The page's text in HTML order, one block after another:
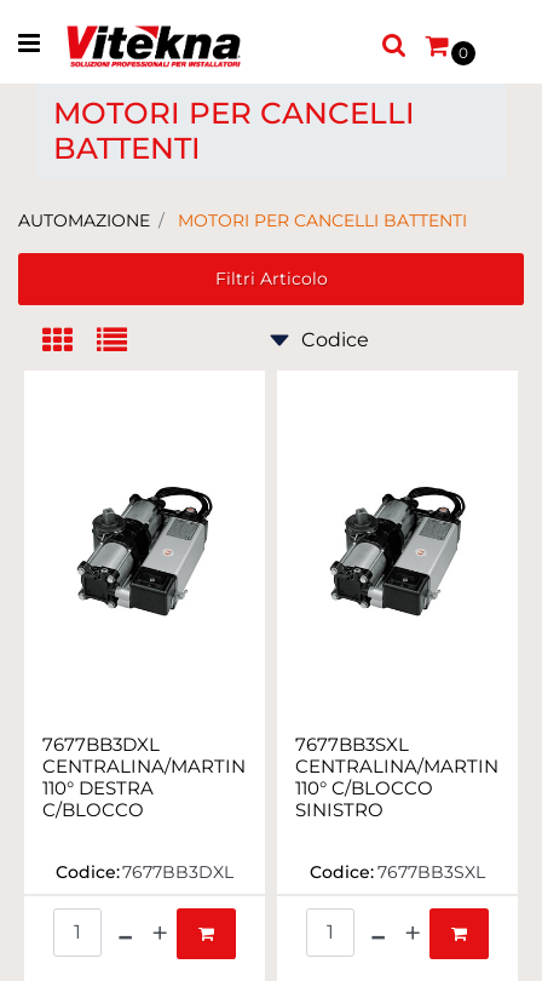
Open menu
0
MOTORI PER CANCELLI
BATTENTI
AUTOMAZIONE MOTORI PER CANCELLI BATTENTI
Filtri Articolo
7677BB3DXL
CENTRALINA/MARTINETTO
110° DESTRA
C/BLOCCO
Codice:7677BB3DXL
7677BB3SXL
CENTRALINA/
110° C/BLOCCO
SINISTRO
Codice:7677BB3SXL